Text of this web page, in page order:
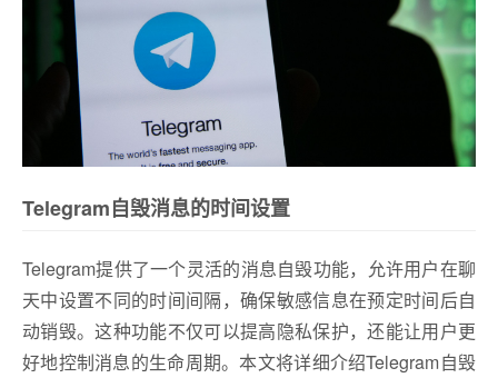
Telegram自毁消息的时间设置
Telegram提供了一个灵活的消息自毁功能，允许用户在聊
天中设置不同的时间间隔，确保敏感信息在预定时间后自
动销毁。这种功能不仅可以提高隐私保护，还能让用户更
好地控制消息的生命周期。本文将详细介绍Telegram自毁